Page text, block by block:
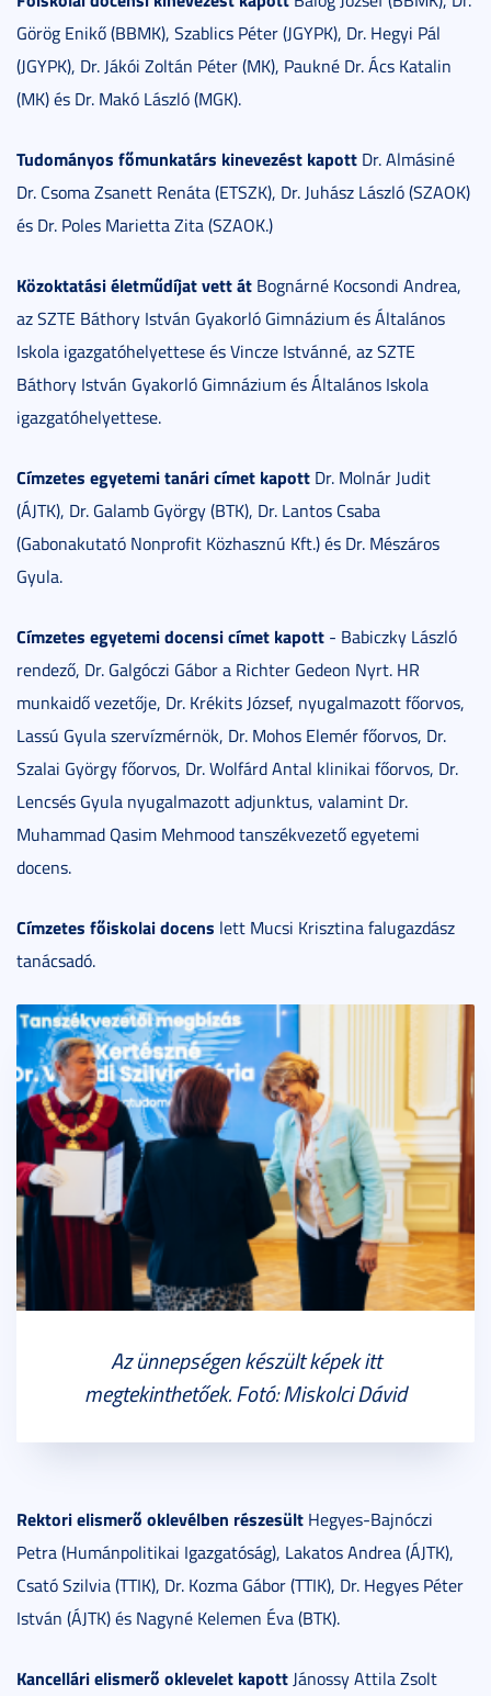
Görög Enikő (BBMK), Szablics Péter (JGYPK), Dr. Hegyi Pál
(JGYPK), Dr. Jákói Zoltán Péter (MK), Paukné Dr. Ács Katalin
(MK) és Dr. Makó László (MGK).
Tudományos főmunkatárs kinevezést kapott Dr. Almásiné
Dr. Csoma Zsanett Renáta (ETSZK), Dr. Juhász László (SZAOK)
és Dr. Poles Marietta Zita (SZAOK.)
Közoktatási életműdíjat vett át Bognárné Kocsondi Andrea,
az SZTE Báthory István Gyakorló Gimnázium és Általános
Iskola igazgatóhelyettese és Vincze Istvánné, az SZTE
Báthory István Gyakorló Gimnázium és Általános Iskola
igazgatóhelyettese.
Címzetes egyetemi tanári címet kapott Dr. Molnár Judit
(ÁJTK), Dr. Galamb György (BTK), Dr. Lantos Csaba
(Gabonakutató Nonprofit Közhasznú Kft.) és Dr. Mészáros
Gyula.
Címzetes egyetemi docensi címet kapott - Babiczky László
rendező, Dr. Galgóczi Gábor a Richter Gedeon Nyrt. HR
munkaidő vezetője, Dr. Krékits József, nyugalmazott főorvos,
Lassú Gyula szervízmérnök, Dr. Mohos Elemér főorvos, Dr.
Szalai György főorvos, Dr. Wolfárd Antal klinikai főorvos, Dr.
Lencsés Gyula nyugalmazott adjunktus, valamint Dr.
Muhammad Qasim Mehmood tanszékvezető egyetemi
docens.
Címzetes főiskolai docens lett Mucsi Krisztina falugazdász
tanácsadó.
Az ünnepségen készült képek itt
megtekinthetőek. Fotó: Miskolci Dávid
Rektori elismerő oklevélben részesült Hegyes-Bajnóczi
Petra (Humánpolitikai Igazgatóság), Lakatos Andrea (ÁJTK),
Csató Szilvia (TTIK), Dr. Kozma Gábor (TTIK), Dr. Hegyes Péter
István (ÁJTK) és Nagyné Kelemen Éva (BTK).
Kancellári elismerő oklevelet kapott Jánossy Attila Zsolt